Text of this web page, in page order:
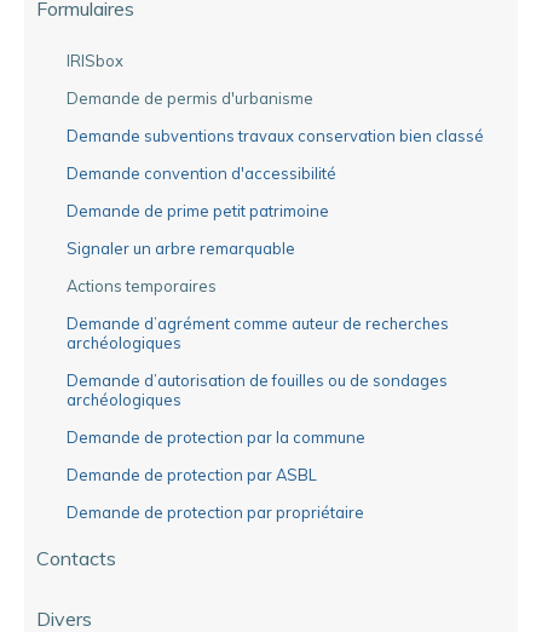
Formulaires
IRISbox
Demande de permis d'urbanisme
Demande subventions travaux conservation bien classé
Demande convention d'accessibilité
Demande de prime petit patrimoine
Signaler un arbre remarquable
Actions temporaires
Demande d’agrément comme auteur de recherches
archéologiques
Demande d’autorisation de fouilles ou de sondages
archéologiques
Demande de protection par la commune
Demande de protection par ASBL
Demande de protection par propriétaire
Contacts
Divers